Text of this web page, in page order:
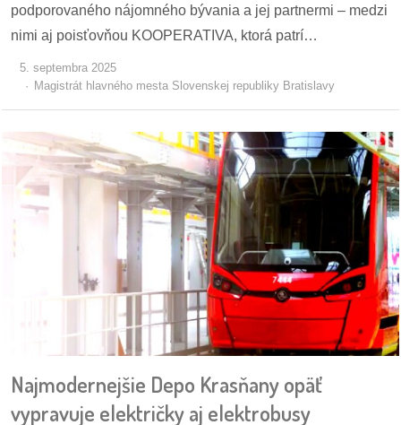
časti
konania
stavebné
konania
pripomienkové
konania
odkazy
petície
podporovaného nájomného bývania a jej partnermi – medzi
nimi aj poisťovňou KOOPERATIVA, ktorá patrí…
5. septembra 2025
Magistrát hlavného mesta Slovenskej republiky Bratislavy
Najmodernejšie Depo Krasňany opäť
vypravuje električky aj elektrobusy